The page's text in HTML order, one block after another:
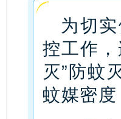
为切
控工作
灭”防蚊
蚊媒密